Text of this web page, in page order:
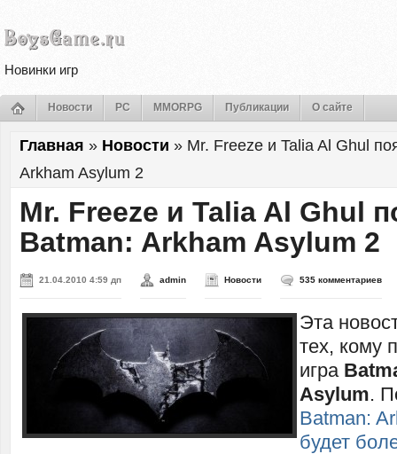
Новинки игр
Новости PC MMORPG Публикации О сайте
Главная » Новости » Mr. Freeze и Talia Al Ghul
Arkham Asylum 2
Mr. Freeze и Talia Al Ghul
Batman: Arkham Asylum 2
21.04.2010 4:59 дп admin Новости 535 комментариев
Эта
тех, кому
игра
Asylum.
Batman:
будет